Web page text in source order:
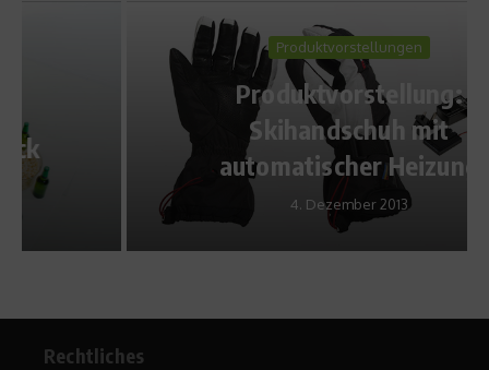
Produktvorstellungen
Produktvorstellung:
Skihandschuh mit
automatischer Heizung
4. Dezember 2013
Rechtliches